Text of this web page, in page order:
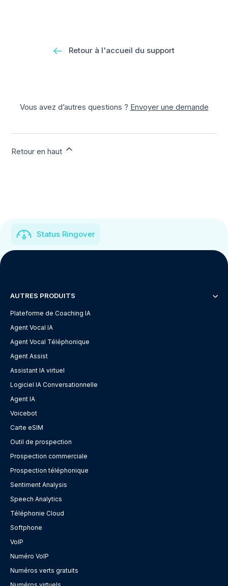
Retour à l'accueil du support
Vous avez d’autres questions ? Envoyer une demande
Retour en haut
Status Ringover
AUTRES PRODUITS
Plateforme de Coaching IA
Agent Vocal IA
Agent Vocal Téléphonique
Agent Assist
Assistant IA virtuel
Logiciel IA Conversationnelle
Agent IA
Voicebot
Carte eSIM
Outil de prospection
Prospection commerciale
Prospection téléphonique
Sentiment Analysis
Speech Analytics
Téléphonie Cloud
Softphone
VoIP
Numéro VoIP
Numéros verts gratuits